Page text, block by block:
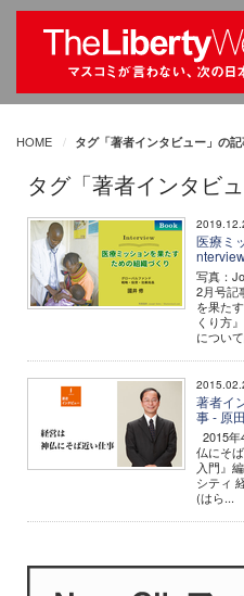
HOME タグ「著者インタビュー」の
タグ「著者インタビ
医療ミ
写真：
2月号
を果た
くり方
につい
著者イ
事 - 原
2015
仏にそ
入門』
シティ
(はら...